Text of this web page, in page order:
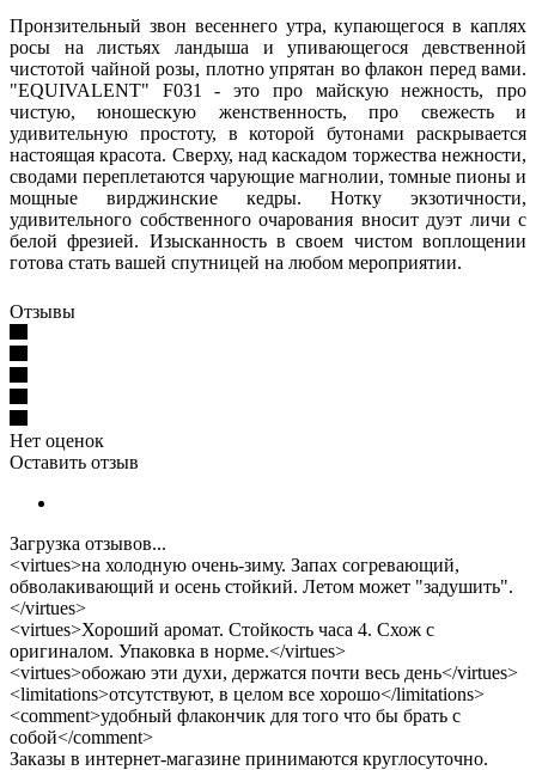
Пронзительный звон весеннего утра, купающегося в каплях
росы на листьях ландыша и упивающегося девственной
чистотой чайной розы, плотно упрятан во флакон перед вами.
"EQUIVALENT" F031 - это про майскую нежность, про
чистую, юношескую женственность, про свежесть и
удивительную простоту, в которой бутонами раскрывается
настоящая красота. Сверху, над каскадом торжества нежности,
сводами переплетаются чарующие магнолии, томные пионы и
мощные вирджинские кедры. Нотку экзотичности,
удивительного собственного очарования вносит дуэт личи с
белой фрезией. Изысканность в своем чистом воплощении
готова стать вашей спутницей на любом мероприятии.
Отзывы
Нет оценок
Оставить отзыв
Загрузка отзывов...
<virtues>на холодную очень-зиму. Запах согревающий,
обволакивающий и осень стойкий. Летом может "задушить".
</virtues>
<virtues>Хороший аромат. Стойкость часа 4. Схож с
оригиналом. Упаковка в норме.</virtues>
<virtues>обожаю эти духи, держатся почти весь день</virtues>
<limitations>отсутствуют, в целом все хорошо</limitations>
<comment>удобный флакончик для того что бы брать с
собой</comment>
Заказы в интернет-магазине принимаются круглосуточно.